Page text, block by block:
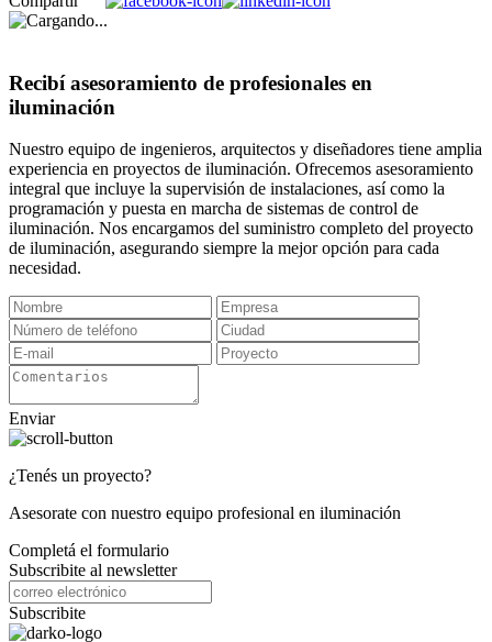
Recibí asesoramiento de profesionales en
iluminación
Nuestro equipo de ingenieros, arquitectos y diseñadores tiene amplia
experiencia en proyectos de iluminación. Ofrecemos asesoramiento
integral que incluye la supervisión de instalaciones, así como la
programación y puesta en marcha de sistemas de control de
iluminación. Nos encargamos del suministro completo del proyecto
de iluminación, asegurando siempre la mejor opción para cada
necesidad.
Enviar
¿Tenés un proyecto?
Asesorate con nuestro equipo profesional en iluminación
Completá el formulario
Subscribite al newsletter
Subscribite